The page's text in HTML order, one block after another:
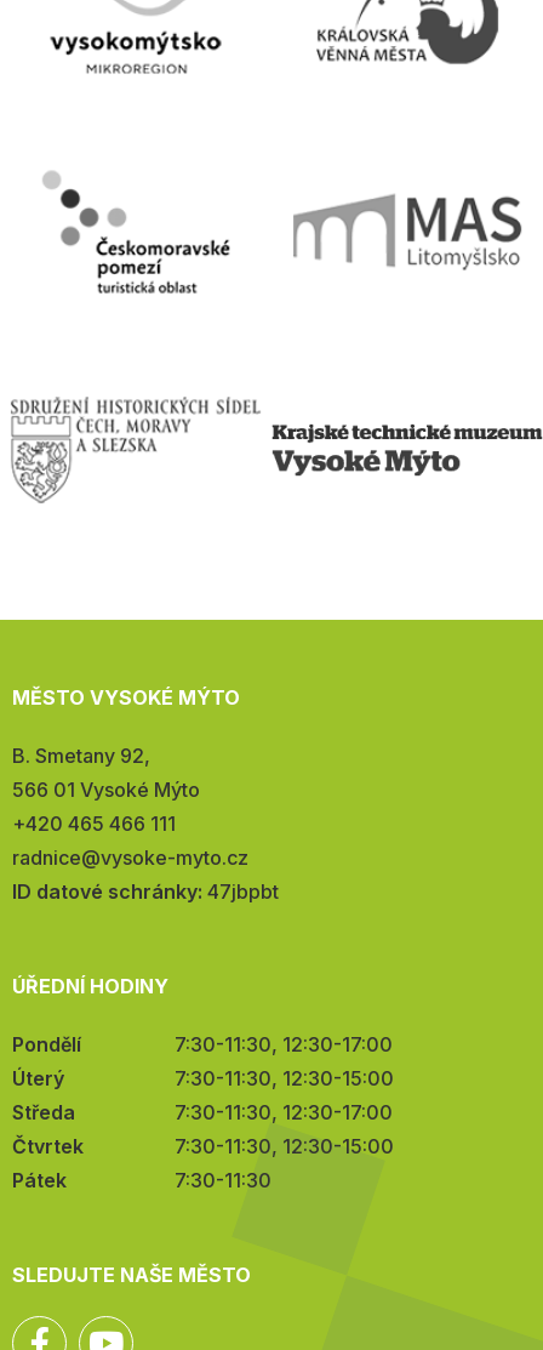
MĚSTO VYSOKÉ MÝTO
Adresa:
B. Smetany 92,
566 01 Vysoké Mýto
Telefon:
+420 465 466 111
E-
mail:
radnice@vysoke-myto.cz
ID datové schránky: 47jbpbt
ÚŘEDNÍ HODINY
Pondělí
7:30-11:30, 12:30-17:00
Úterý
7:30-11:30, 12:30-15:00
Středa
7:30-11:30, 12:30-17:00
Čtvrtek
7:30-11:30, 12:30-15:00
Pátek
7:30-11:30
SLEDUJTE NAŠE MĚSTO
Facebook